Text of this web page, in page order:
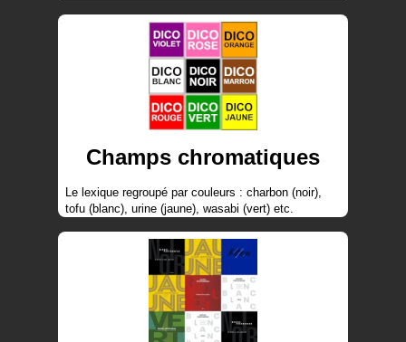
Champs chromatiques
Le lexique regroupé par couleurs : charbon (noir),
tofu (blanc), urine (jaune), wasabi (vert) etc.